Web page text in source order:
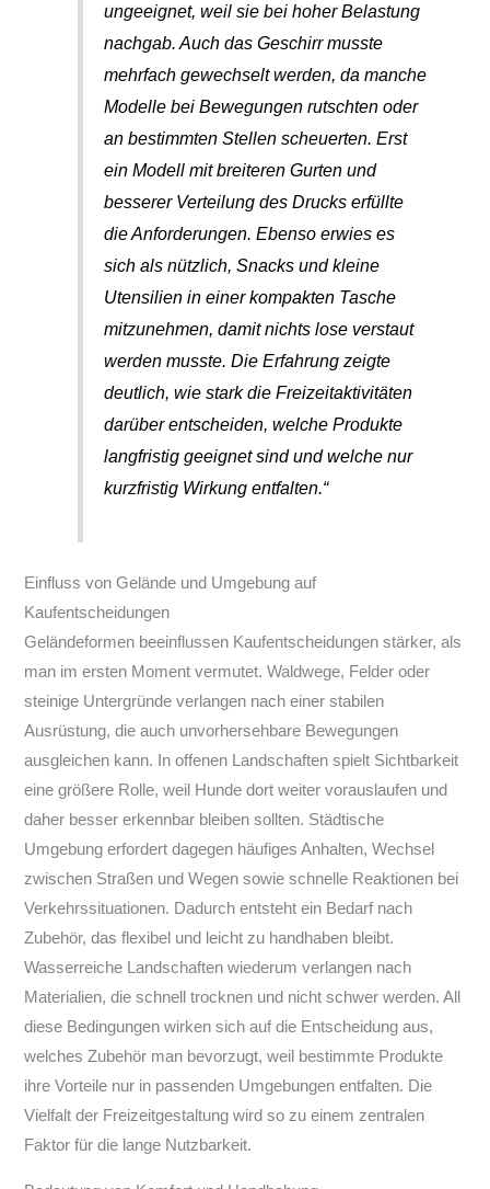
ungeeignet, weil sie bei hoher Belastung
nachgab. Auch das Geschirr musste
mehrfach gewechselt werden, da manche
Modelle bei Bewegungen rutschten oder
an bestimmten Stellen scheuerten. Erst
ein Modell mit breiteren Gurten und
besserer Verteilung des Drucks erfüllte
die Anforderungen. Ebenso erwies es
sich als nützlich, Snacks und kleine
Utensilien in einer kompakten Tasche
mitzunehmen, damit nichts lose verstaut
werden musste. Die Erfahrung zeigte
deutlich, wie stark die Freizeitaktivitäten
darüber entscheiden, welche Produkte
langfristig geeignet sind und welche nur
kurzfristig Wirkung entfalten.“
Einfluss von Gelände und Umgebung auf
Kaufentscheidungen
Geländeformen beeinflussen Kaufentscheidungen stärker, als
man im ersten Moment vermutet. Waldwege, Felder oder
steinige Untergründe verlangen nach einer stabilen
Ausrüstung, die auch unvorhersehbare Bewegungen
ausgleichen kann. In offenen Landschaften spielt Sichtbarkeit
eine größere Rolle, weil Hunde dort weiter vorauslaufen und
daher besser erkennbar bleiben sollten. Städtische
Umgebung erfordert dagegen häufiges Anhalten, Wechsel
zwischen Straßen und Wegen sowie schnelle Reaktionen bei
Verkehrssituationen. Dadurch entsteht ein Bedarf nach
Zubehör, das flexibel und leicht zu handhaben bleibt.
Wasserreiche Landschaften wiederum verlangen nach
Materialien, die schnell trocknen und nicht schwer werden. All
diese Bedingungen wirken sich auf die Entscheidung aus,
welches Zubehör man bevorzugt, weil bestimmte Produkte
ihre Vorteile nur in passenden Umgebungen entfalten. Die
Vielfalt der Freizeitgestaltung wird so zu einem zentralen
Faktor für die lange Nutzbarkeit.